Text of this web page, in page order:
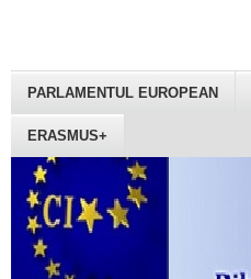
PARLAMENTUL EUROPEAN
ERASMUS+